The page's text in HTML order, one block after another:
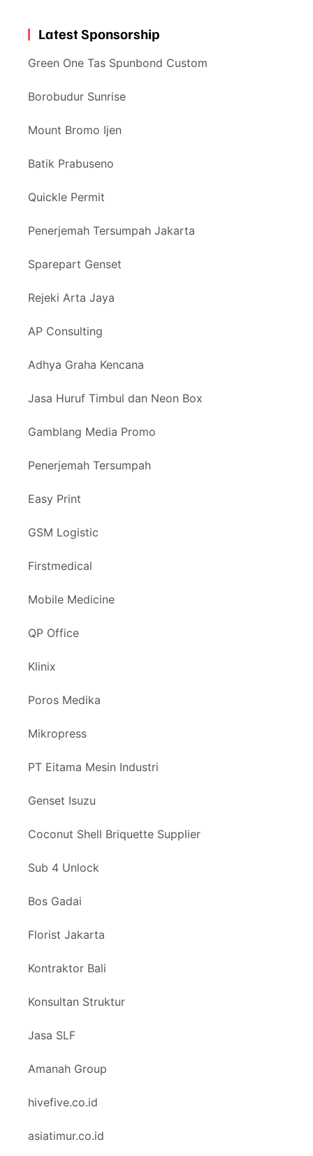
Latest Sponsorship
Green One Tas Spunbond Custom
Borobudur Sunrise
Mount Bromo Ijen
Batik Prabuseno
Quickle Permit
Penerjemah Tersumpah Jakarta
Sparepart Genset
Rejeki Arta Jaya
AP Consulting
Adhya Graha Kencana
Jasa Huruf Timbul dan Neon Box
Gamblang Media Promo
Penerjemah Tersumpah
Easy Print
GSM Logistic
Firstmedical
Mobile Medicine
QP Office
Klinix
Poros Medika
Mikropress
PT Eitama Mesin Industri
Genset Isuzu
Coconut Shell Briquette Supplier
Sub 4 Unlock
Bos Gadai
Florist Jakarta
Kontraktor Bali
Konsultan Struktur
Jasa SLF
Amanah Group
hivefive.co.id
asiatimur.co.id